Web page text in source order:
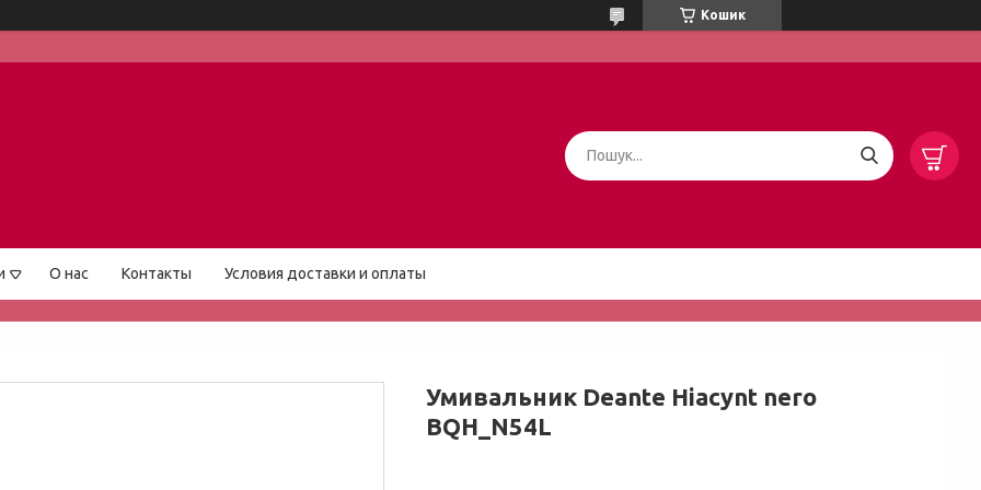
Кошик
О нас Контакты Условия доставки и оплаты
Умивальник Deante Hiacynt nero
BQH_N54L